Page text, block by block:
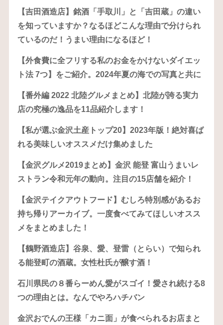
【吉田酒造店】銘酒「手取川」と「吉田蔵」の違い
を知っていますか？なるほどこんな理由で分けられ
ているのだ！うまい理由になるほど！
【外食費に全フリする私のお金をかけないダイエッ
ト法 7つ】をご紹介。2024年夏の海での写真と共に
【番外編 2022 北陸グルメまとめ】北陸が誇る実力
店の究極の逸品を11品紹介します！
【私が選ぶ金沢土産トップ20】2023年版！絶対喜ば
れる美味しいオススメだけ集めました
【金沢グルメ2019まとめ】金沢 能登 富山うまいレ
ストラン令和元年の動向。注目の15店舗を紹介！
【金沢テイクアウトフード】むしろ特別感があるお
持ち帰りアーカイブ。一度食べてみてほしいオスス
メをまとめました！
【鶴野酒造店】谷泉、愛、登雷（とらい）で知られ
る能登町の酒蔵。女性杜氏が醸す酒！
石川県民の８番らーめん愛がスゴイ！愛され続ける8
つの理由とは。なんでやろハチバン
金沢おでんの王様「カニ面」が食べられるお店まと